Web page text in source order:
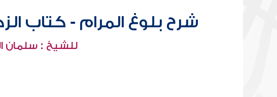
شرح بلوغ المرام - كتاب الزكاة
للشيخ : سلمان